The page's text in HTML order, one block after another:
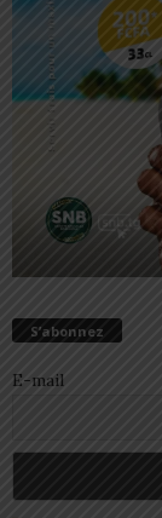
S’abonnez
E-mail